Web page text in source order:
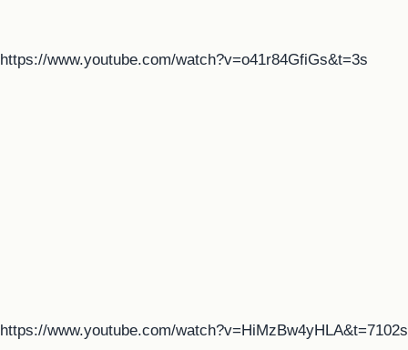
https://www.youtube.com/watch?v=o41r84GfiGs&t=3s
https://www.youtube.com/watch?v=HiMzBw4yHLA&t=7102s